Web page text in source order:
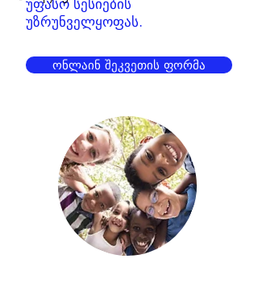
უფასო სესიების
უზრუნველყოფას.
ონლაინ შეკვეთის ფორმა